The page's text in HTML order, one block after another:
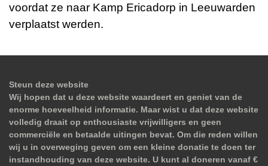
voordat ze naar Kamp Ericadorp in Leeuwarden
verplaatst werden.
Steun deze website
Wij hopen dat u deze website waardeert en geniet van de
enorme hoeveelheid informatie. Maar wist u dat deze website
volledig draait op enthousiaste vrijwilligers en geen
commerciële en betaalde uitingen bevat. Om die reden willen
wij u in overweging geven om een kleine donatie te doen ter
instandhouding van deze website. U kunt al doneren vanaf €